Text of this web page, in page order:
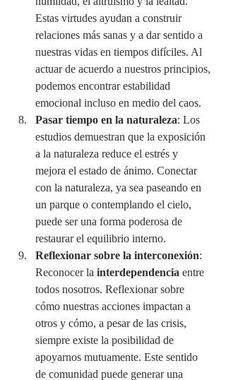
Estas virtudes ayudan a construir
relaciones más sanas y a dar sentido a
nuestras vidas en tiempos difíciles. Al
actuar de acuerdo a nuestros principios,
podemos encontrar estabilidad
emocional incluso en medio del caos.
Pasar tiempo en la naturaleza: Los
estudios demuestran que la exposición
a la naturaleza reduce el estrés y
mejora el estado de ánimo. Conectar
con la naturaleza, ya sea paseando en
un parque o contemplando el cielo,
puede ser una forma poderosa de
restaurar el equilibrio interno.
Reflexionar sobre la interconexión:
Reconocer la interdependencia entre
todos nosotros. Reflexionar sobre
cómo nuestras acciones impactan a
otros y cómo, a pesar de las crisis,
siempre existe la posibilidad de
apoyarnos mutuamente. Este sentido
de comunidad puede generar una